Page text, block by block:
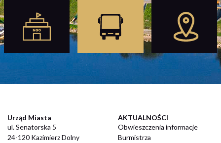
Urząd Miasta
ul. Senatorska 5
24-120 Kazimierz Dolny
AKTUALNOŚCI
Obwieszczenia informacje
Burmistrza